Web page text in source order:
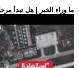
.. ما وراء الخبر | هل تبدأ